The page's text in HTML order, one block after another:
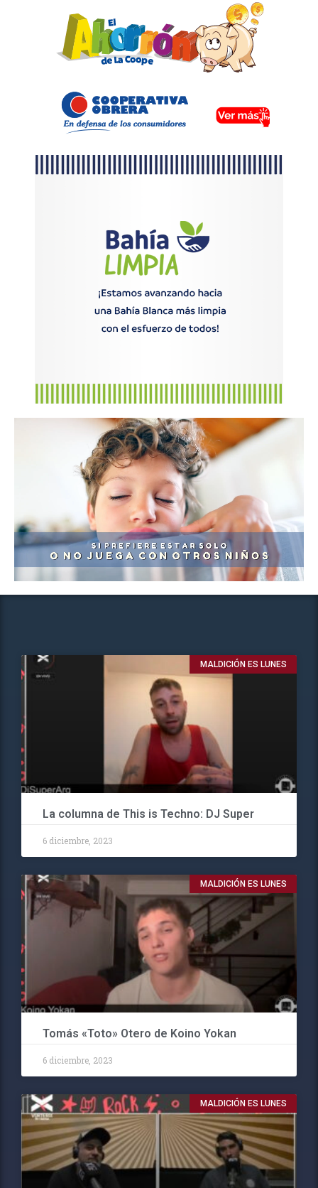
MALDICIÓN ES LUNES
La columna de This is Techno: DJ Super
6 diciembre, 2023
MALDICIÓN ES LUNES
Tomás «Toto» Otero de Koino Yokan
6 diciembre, 2023
MALDICIÓN ES LUNES